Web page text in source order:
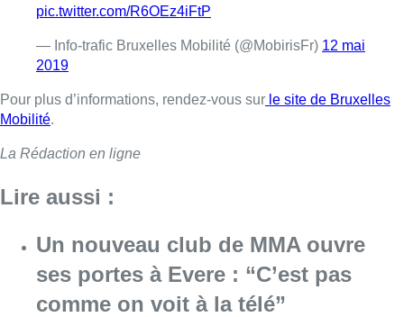
pic.twitter.com/R6OEz4iFtP
— Info-trafic Bruxelles Mobilité (@MobirisFr) 12 mai
2019
Pour plus d’informations, rendez-vous sur le site de Bruxelles
Mobilité.
La Rédaction en ligne
Lire aussi :
Un nouveau club de MMA ouvre
ses portes à Evere : “C’est pas
comme on voit à la télé”